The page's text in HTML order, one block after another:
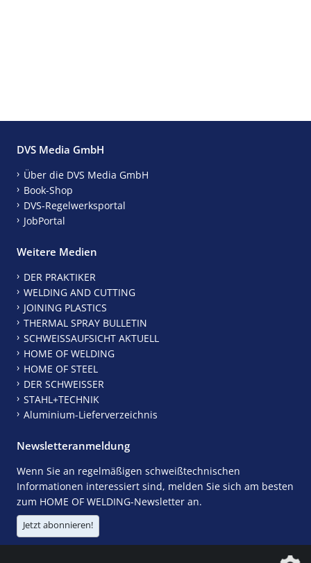
DVS Media GmbH
Über die DVS Media GmbH
Book-Shop
DVS-Regelwerksportal
JobPortal
Weitere Medien
DER PRAKTIKER
WELDING AND CUTTING
JOINING PLASTICS
THERMAL SPRAY BULLETIN
SCHWEISSAUFSICHT AKTUELL
HOME OF WELDING
HOME OF STEEL
DER SCHWEISSER
STAHL+TECHNIK
Aluminium-Lieferverzeichnis
Newsletteranmeldung
Wenn Sie an regelmäßigen schweißtechnischen
Informationen interessiert sind, melden Sie sich am besten
zum HOME OF WELDING-Newsletter an.
Jetzt abonnieren!